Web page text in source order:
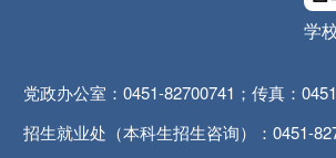
学
党政办公室：0451-82700741；传真：
招生就业处（本科生招生咨询）：0451-